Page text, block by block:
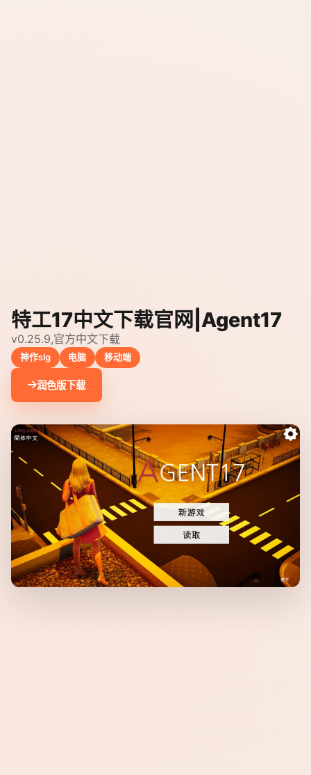
特工17中文下载官网|Agent17
v0.25.9,官方中文下载
神作slg 电脑 移动端
润色版下载